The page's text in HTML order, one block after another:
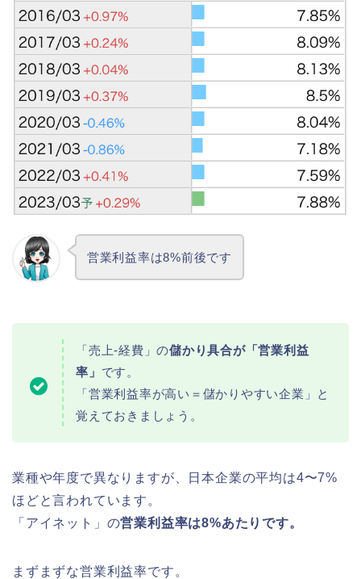
営業利益率は8%前後です
「売上-経費」の儲かり具合が「営業利益
率」 です。
「営業利益率が高い＝儲かりやすい企業」と
覚えておきましょう。
業種や年度で異なりますが、日本企業の平均は4〜7%
ほどと言われています。
「アイネット」の営業利益率は8%あたりです。
まずまずな営業利益率です。